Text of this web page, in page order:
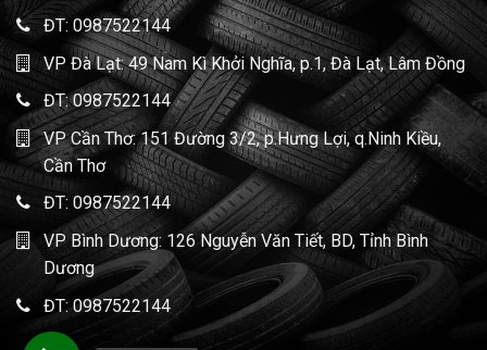
ĐT: 0987522144
VP Đà Lạt: 49 Nam Kì Khởi Nghĩa, p.1, Đà Lạt, Lâm Đồng
ĐT:0987522144
VP Cần Thơ: 151 Đường 3/2, p.Hưng Lợi, q.Ninh Kiều,
Cần Thơ
ĐT: 0987522144
VP Bình Dương: 126 Nguyễn Văn Tiết, BD, Tỉnh Bình
Dương
ĐT: 0987522144